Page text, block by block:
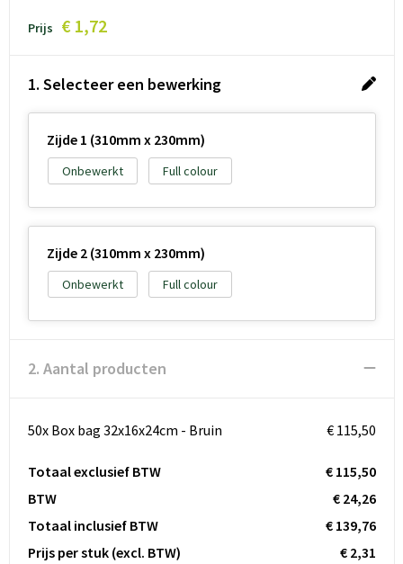
Prijs € 1,72
1. Selecteer een bewerking
Zijde 1 (310mm x 230mm)
Onbewerkt Full colour
Zijde 2 (310mm x 230mm)
Onbewerkt Full colour
2. Aantal producten
50x Box bag 32x16x24cm - Bruin € 115,50
Totaal exclusief BTW
€ 115,50
BTW
€ 24,26
Totaal inclusief BTW
€ 139,76
Prijs per stuk (excl. BTW) € 2,31